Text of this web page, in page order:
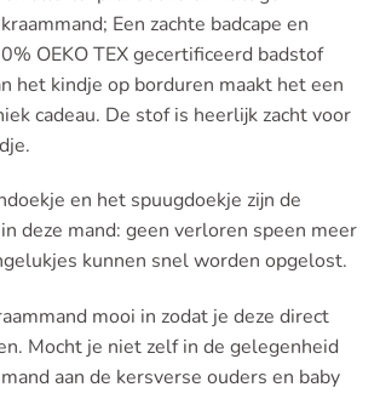
Een zachte badcape en
OEKO TEX gecertificeerd badstof
het kindje op borduren maakt het een
cadeau. De stof is heerlijk zacht voor
en het spuugdoekje zijn de
deze mand: geen verloren speen meer
kunnen snel worden opgelost.
mooi in zodat je deze direct
Mocht je niet zelf in de gelegenheid
aan de kersverse ouders en baby